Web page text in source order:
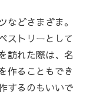
どさまざま。
ストリーとして
訪れた際は、名
作ることもでき
するのもいいで